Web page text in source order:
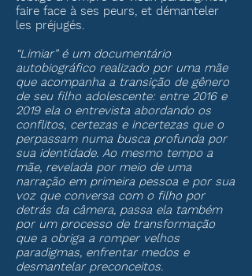
faire face à ses peurs, et démanteler
les préjugés.
“Limiar” é um documentário
autobiográfico realizado por uma mãe
que acompanha a transição de gênero
de seu filho adolescente: entre 2016 e
2019 ela o entrevista abordando os
conflitos, certezas e incertezas que o
perpassam numa busca profunda por
sua identidade. Ao mesmo tempo a
mãe, revelada por meio de uma
narração em primeira pessoa e por sua
voz que conversa com o filho por
detrás da câmera, passa ela também
por um processo de transformação
que a obriga a romper velhos
paradigmas, enfrentar medos e
desmantelar preconceitos.